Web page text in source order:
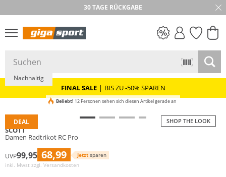
30 TAGE RÜCKGABE
PREIS & WERT
FINAL SALE | BIS ZU -50% SPAREN
SHOP THE LOOK
DEAL
Nachhaltig
Beliebt! 12 Personen sehen sich diesen Artikel gerade an
SCOTT
Damen Radtrikot RC Pro
UVP99,95 68,99 Jetzt sparen
inkl. Mwst zzgl. Versandkosten